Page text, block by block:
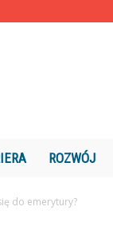
ROZWÓJ
do emerytury?